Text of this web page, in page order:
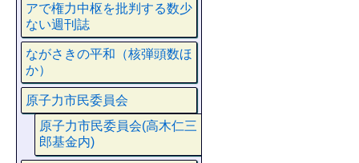
アで権力中枢を批判する数少
ない週刊誌
ながさきの平和（核弾頭数ほ
か）
原子力市民委員会
原子力市民委員会(高木仁三
郎基金内)